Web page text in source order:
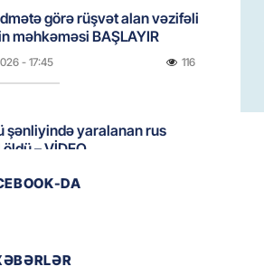
görə rüşvət alan vəzifəli
məhkəməsi BAŞLAYIR
- 17:45 116
şənliyində yaralanan rus
– VİDEO
546 min manatı 20
DA